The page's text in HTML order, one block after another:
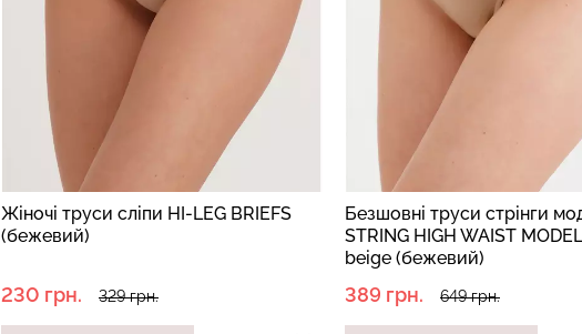
Безшовні труси стрінги моделюючі
STRING HIGH WAIST MODELLING
389 грн. 649 грн.
Безшовні труси сліпи
SLIP MODELLING beige
454 грн. 649 грн.